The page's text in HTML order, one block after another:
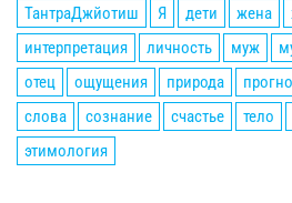
ТантраДжйотиш
Я дети жена
интерпретация
личность муж
отец
ощущения природа
слова
сознание счастье тело
этимология